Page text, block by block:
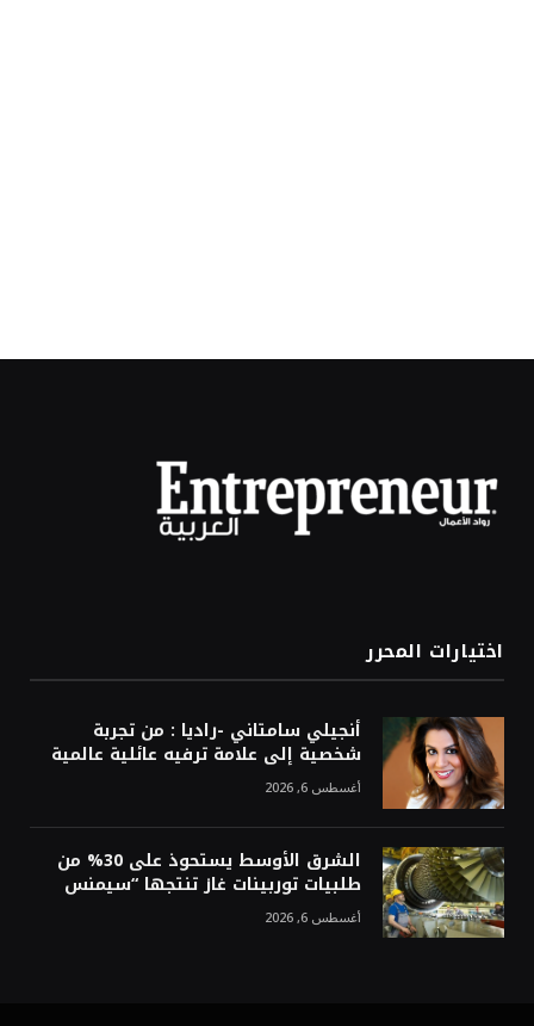
اختيارات المحرر
أنجيلي سامتاني -راديا : من تجربة
شخصية إلى علامة ترفيه عائلية عالمية
أغسطس 6, 2026
الشرق الأوسط يستحوذ على 30% من
طلبيات توربينات غاز تنتجها “سيمنس
أغسطس 6, 2026